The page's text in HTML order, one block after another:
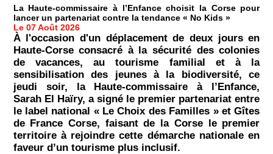
La Haute-commissaire à l’Enfance choisit la Corse pour
lancer un partenariat contre la tendance « No Kids »
Le 07 Août 2026
À l'occasion d'un déplacement de deux jours en
Haute-Corse consacré à la sécurité des colonies
de vacances, au tourisme familial et à la
sensibilisation des jeunes à la biodiversité, ce
jeudi soir, la Haute-commissaire à l’Enfance,
Sarah El Haïry, a signé le premier partenariat entre
le label national « Le Choix des Familles » et Gîtes
de France Corse, faisant de la Corse le premier
territoire à rejoindre cette démarche nationale en
faveur d’un tourisme plus inclusif.